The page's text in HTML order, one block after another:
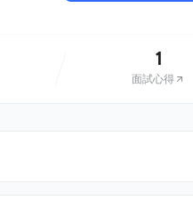
1
面試心得